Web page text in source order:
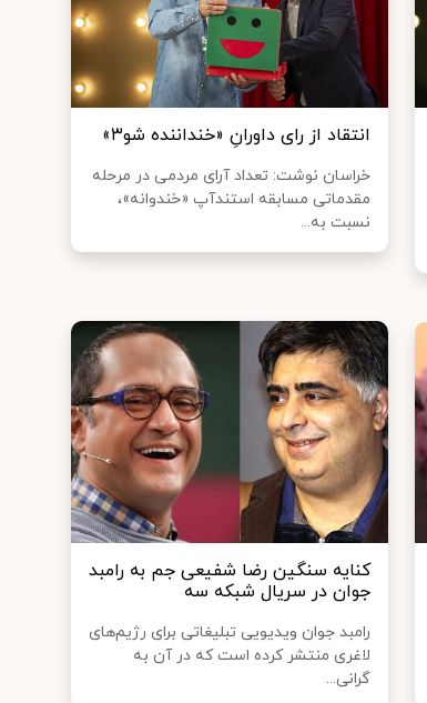
انتقاد از رای داورانِ «خنداننده شو۳»
خراسان نوشت: تعداد آرای مردمی در مرحله
مقدماتی مسابقه استندآپ «خندوانه»،
نسبت به...
کنایه سنگین رضا شفیعی جم به رامبد
جوان در سریال شبکه سه
رامبد جوان ویدیویی تبلیغاتی برای رژیم‌های
لاغری منتشر کرده است که در آن به
گرانی...